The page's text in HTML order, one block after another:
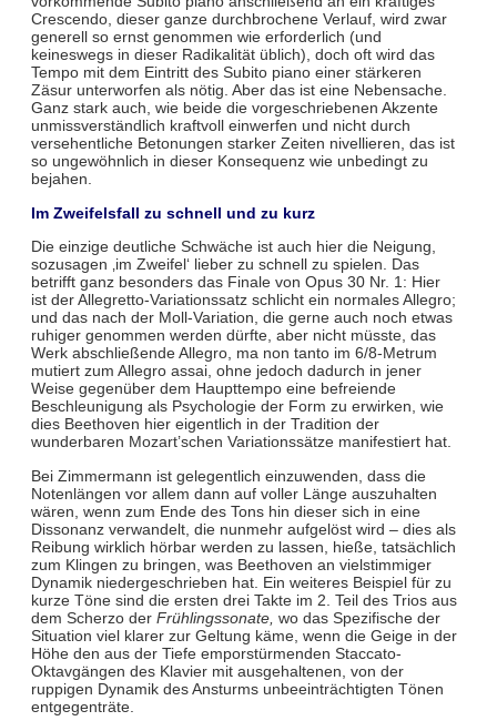
Crescendo, dieser ganze durchbrochene Verlauf, wird zwar
generell so ernst genommen wie erforderlich (und
keineswegs in dieser Radikalität üblich), doch oft wird das
Tempo mit dem Eintritt des Subito piano einer stärkeren
Zäsur unterworfen als nötig. Aber das ist eine Nebensache.
Ganz stark auch, wie beide die vorgeschriebenen Akzente
unmissverständlich kraftvoll einwerfen und nicht durch
versehentliche Betonungen starker Zeiten nivellieren, das ist
so ungewöhnlich in dieser Konsequenz wie unbedingt zu
bejahen.
Im Zweifelsfall zu schnell und zu kurz
Die einzige deutliche Schwäche ist auch hier die Neigung,
sozusagen ‚im Zweifel‘ lieber zu schnell zu spielen. Das
betrifft ganz besonders das Finale von Opus 30 Nr. 1: Hier
ist der Allegretto-Variationssatz schlicht ein normales Allegro;
und das nach der Moll-Variation, die gerne auch noch etwas
ruhiger genommen werden dürfte, aber nicht müsste, das
Werk abschließende Allegro, ma non tanto im 6/8-Metrum
mutiert zum Allegro assai, ohne jedoch dadurch in jener
Weise gegenüber dem Haupttempo eine befreiende
Beschleunigung als Psychologie der Form zu erwirken, wie
dies Beethoven hier eigentlich in der Tradition der
wunderbaren Mozart’schen Variationssätze manifestiert hat.
Bei Zimmermann ist gelegentlich einzuwenden, dass die
Notenlängen vor allem dann auf voller Länge auszuhalten
wären, wenn zum Ende des Tons hin dieser sich in eine
Dissonanz verwandelt, die nunmehr aufgelöst wird – dies als
Reibung wirklich hörbar werden zu lassen, hieße, tatsächlich
zum Klingen zu bringen, was Beethoven an vielstimmiger
Dynamik niedergeschrieben hat. Ein weiteres Beispiel für zu
kurze Töne sind die ersten drei Takte im 2. Teil des Trios aus
dem Scherzo der Frühlingssonate, wo das Spezifische der
Situation viel klarer zur Geltung käme, wenn die Geige in der
Höhe den aus der Tiefe emporstürmenden Staccato-
Oktavgängen des Klavier mit ausgehaltenen, von der
ruppigen Dynamik des Ansturms unbeeinträchtigten Tönen
entgegenträte.